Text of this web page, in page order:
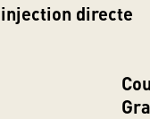
injection directe